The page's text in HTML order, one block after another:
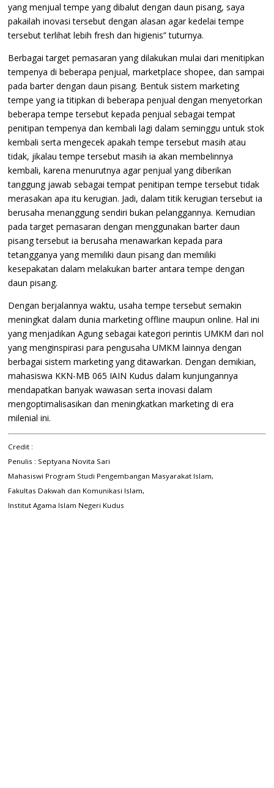
yang menjual tempe yang dibalut dengan daun pisang, saya
pakailah inovasi tersebut dengan alasan agar kedelai tempe
tersebut terlihat lebih fresh dan higienis” tuturnya.
Berbagai target pemasaran yang dilakukan mulai dari menitipkan
tempenya di beberapa penjual, marketplace shopee, dan sampai
pada barter dengan daun pisang. Bentuk sistem marketing
tempe yang ia titipkan di beberapa penjual dengan menyetorkan
beberapa tempe tersebut kepada penjual sebagai tempat
penitipan tempenya dan kembali lagi dalam seminggu untuk stok
kembali serta mengecek apakah tempe tersebut masih atau
tidak, jikalau tempe tersebut masih ia akan membelinnya
kembali, karena menurutnya agar penjual yang diberikan
tanggung jawab sebagai tempat penitipan tempe tersebut tidak
merasakan apa itu kerugian. Jadi, dalam titik kerugian tersebut ia
berusaha menanggung sendiri bukan pelanggannya. Kemudian
pada target pemasaran dengan menggunakan barter daun
pisang tersebut ia berusaha menawarkan kepada para
tetangganya yang memiliki daun pisang dan memiliki
kesepakatan dalam melakukan barter antara tempe dengan
daun pisang.
Dengan berjalannya waktu, usaha tempe tersebut semakin
meningkat dalam dunia marketing offline maupun online. Hal ini
yang menjadikan Agung sebagai kategori perintis UMKM dari nol
yang menginspirasi para pengusaha UMKM lainnya dengan
berbagai sistem marketing yang ditawarkan. Dengan demikian,
mahasiswa KKN-MB 065 IAIN Kudus dalam kunjungannya
mendapatkan banyak wawasan serta inovasi dalam
mengoptimalisasikan dan meningkatkan marketing di era
milenial ini.
Credit :
Penulis : Septyana Novita Sari
Mahasiswi Program Studi Pengembangan Masyarakat Islam,
Fakultas Dakwah dan Komunikasi Islam,
Institut Agama Islam Negeri Kudus